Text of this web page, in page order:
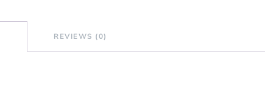
REVIEWS (0)